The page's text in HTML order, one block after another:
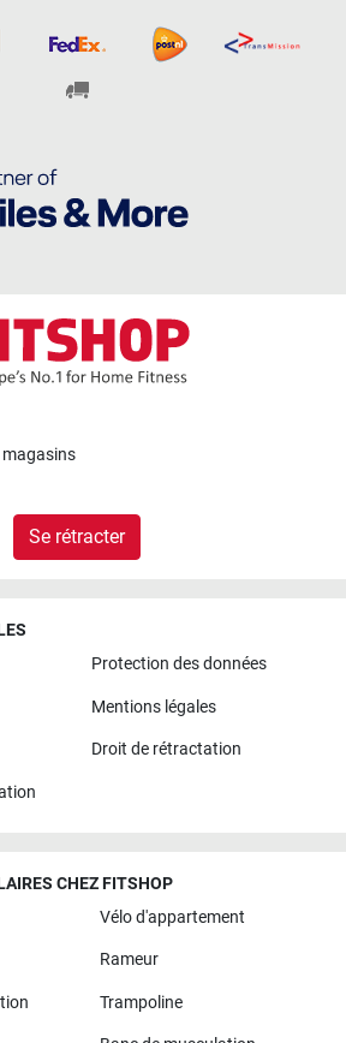
magasins
Se rétracter
Protection des données
Mentions légales
Droit de rétractation
CHEZ FITSHOP
Vélo d'appartement
Rameur
Trampoline